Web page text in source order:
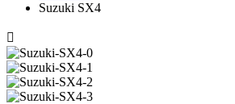
Suzuki SX4